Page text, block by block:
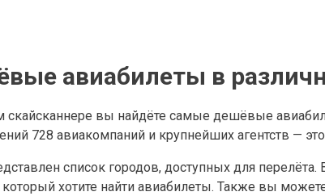
авиабилеты в
скайсканнере вы найдёте самые дешёвые
728 авиакомпаний и крупнейших агентств —
список городов, доступных для
который хотите найти авиабилеты. Также вы